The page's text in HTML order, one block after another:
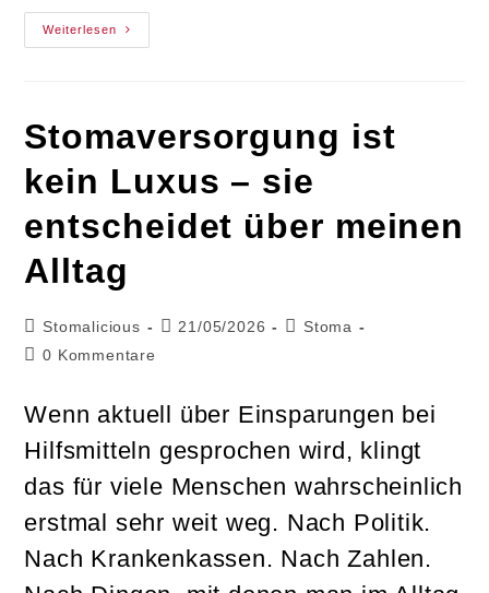
Weiterlesen
Wenn
Bei
Betroffenen
Den
Preis
Stomaversorgung ist
kein Luxus – sie
entscheidet über meinen
Alltag
Beitrags-
Autor:
Stomalicious
Beitrag
21/05/2026
Beitrags-
Stoma
Beitrags-
0 Kommentare
Wenn aktuell über Einsparungen bei
Hilfsmitteln gesprochen wird, klingt
das für viele Menschen wahrscheinlich
erstmal sehr weit weg. Nach Politik.
Nach Krankenkassen. Nach Zahlen.